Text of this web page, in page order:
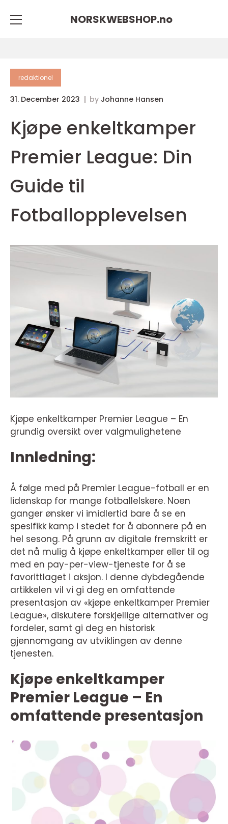
NORSKWEBSHOP.no
redaktionel
31. December 2023 by Johanne Hansen
Kjøpe enkeltkamper
Premier League: Din
Guide til
Fotballopplevelsen
Kjøpe enkeltkamper Premier League – En
grundig oversikt over valgmulighetene
Innledning:
Å følge med på Premier League-fotball er en
lidenskap for mange fotballelskere. Noen
ganger ønsker vi imidlertid bare å se en
spesifikk kamp i stedet for å abonnere på en
hel sesong. På grunn av digitale fremskritt er
det nå mulig å kjøpe enkeltkamper eller til og
med en pay-per-view-tjeneste for å se
favorittlaget i aksjon. I denne dybdegående
artikkelen vil vi gi deg en omfattende
presentasjon av «kjøpe enkeltkamper Premier
League», diskutere forskjellige alternativer og
fordeler, samt gi deg en historisk
gjennomgang av utviklingen av denne
tjenesten.
Kjøpe enkeltkamper
Premier League – En
omfattende presentasjon